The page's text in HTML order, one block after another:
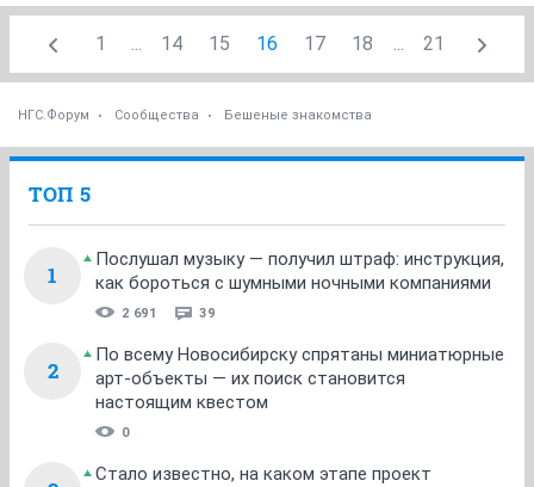
1 ... 14 15 16 17 18 ... 21
НГС.Форум Сообщества Бешеные знакомства
ТОП 5
1
Послушал музыку — получил штраф: инструкция,
как бороться с шумными ночными компаниями
2 691 39
2
По всему Новосибирску спрятаны миниатюрные
арт-объекты — их поиск становится
настоящим квестом
0
Стало известно, на каком этапе проект